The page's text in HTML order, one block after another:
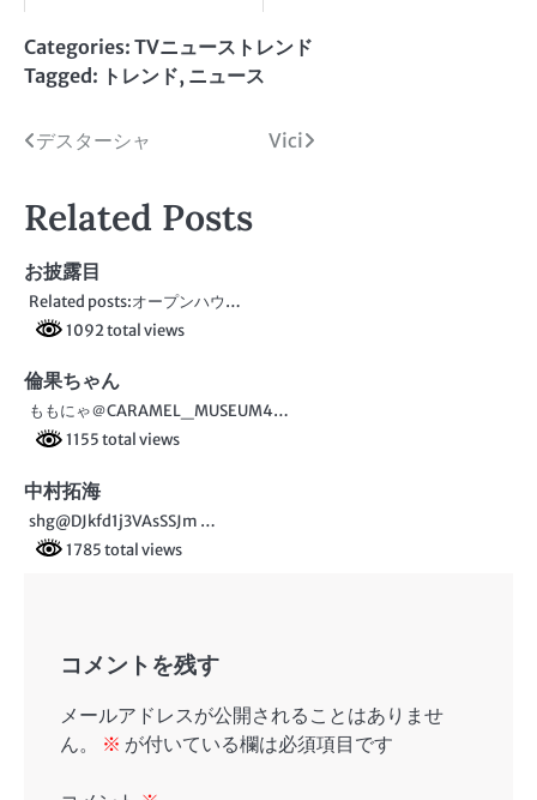
Categories: TVニューストレンド
Tagged: トレンド, ニュース
投
ナ
ビ
ゲ
ー
シ
ョ
ン
デスターシャ Vici
Related Posts
お披露目
Related posts:オープンハウ…
1092 total views
倫果ちゃん
ももにゃ＠CARAMEL_MUSEUM4…
1155 total views
中村拓海
shg@DJkfd1j3VAsSSJm …
1785 total views
コメントを残す
メールアドレスが公開されることはありませ
ん。
※ が付いている欄は必須項目です